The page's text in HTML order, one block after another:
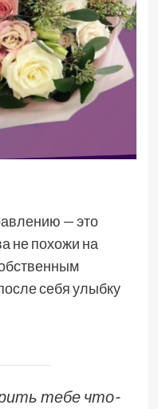
— это
не похожи на
себя улыбку
тебе что-